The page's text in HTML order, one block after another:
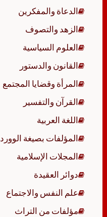
الدعاة والمفكرين
الزهد والتصوف
العلوم السياسية
القانون والدستور
المرأة وقضايا المجتمع
القرآن والتفسير
اللغة العربية
المؤلفات بصيغة الوورد
المجلات الإسلامية
دوائر العقيدة
علم النفس والاجتماع
مؤلفات من التراث